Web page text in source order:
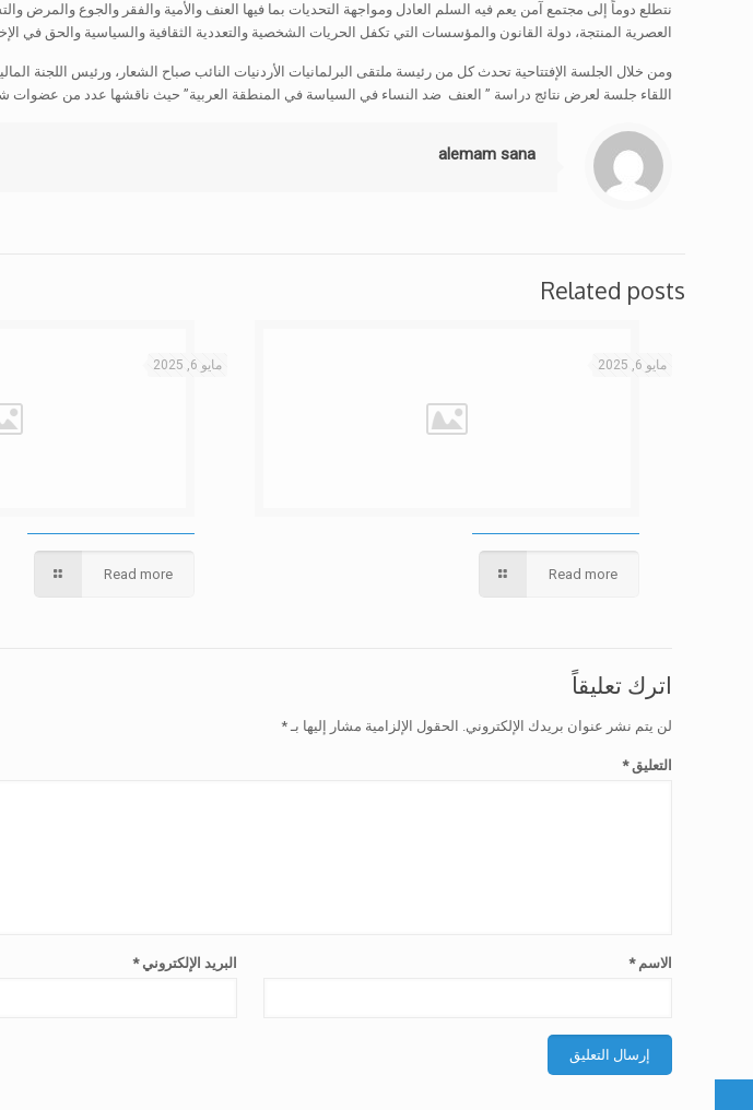
نتطلع دوماً إلى مجتمع آمن يعم فيه السلم العادل ومواجهة التحديات بما فيها العنف والأمية والفقر والجوع والمرض
العصرية المنتجة، دولة القانون والمؤسسات التي تكفل الحريات الشخصية والتعددية الثقافية والسياسية والحق في
ومن خلال الجلسة الإفتتاحية تحدث كل من رئيسة ملتقى البرلمانيات الأردنيات النائب صباح الشعار، ورئيس اللجنة
اللقاء جلسة لعرض نتائج دراسة ” العنف ضد النساء في السياسة في المنطقة العربية” حيث ناقشها عدد من عضوات
alemam sana
Related posts
مايو 6, 2025
Read more
مايو 6, 2025
Read more
اترك تعليقاً
لن يتم نشر عنوان بريدك الإلكتروني. الحقول الإلزامية مشار إليها بـ*
التعليق*
الاسم* البريد الإلكتروني*